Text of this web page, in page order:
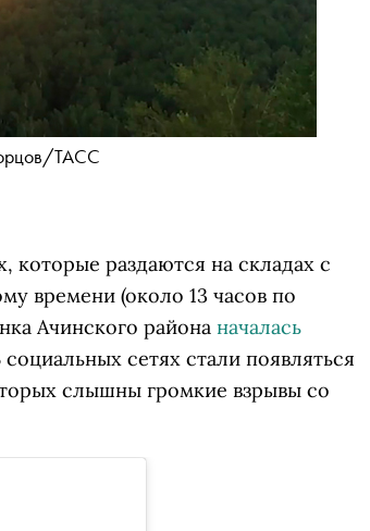
ТАСС
раздаются на складах с
времени (около 13 часов по
Ачинского района началась
сетях стали появляться
слышны громкие взрывы со